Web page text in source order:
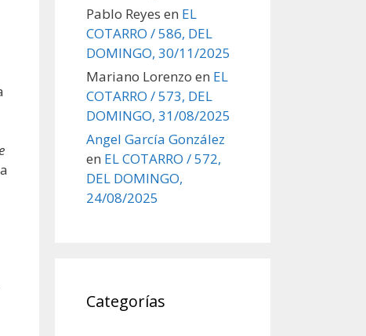
Pablo Reyes en EL
COTARRO / 586, DEL
DOMINGO, 30/11/2025
Mariano Lorenzo en EL
COTARRO / 573, DEL
DOMINGO, 31/08/2025
Angel García González
en EL COTARRO / 572,
DEL DOMINGO,
24/08/2025
Categorías